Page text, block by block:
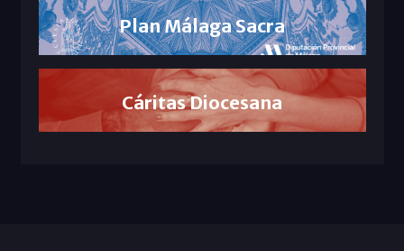
Plan Málaga Sacra
Cáritas Diocesana